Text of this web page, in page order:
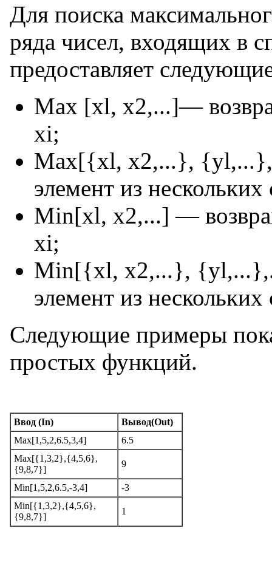
Для поиска
ряда чисел, входящих в
предоставляет
Max [xl, х2,...]—
xi;
Max[{xl, x2,...},
элемент из нескольких
Min[xl, x2,...] —
xi;
Min[{xl, x2,...},
элемент из нескольких
Следующие примеры
простых функций.
Ввод (In)
Вывод(Out)
Мах[1,5,2,6.5,3,4]
6.5
Мах[{1,3,2},{4,5,6},
{9,8,7}]
9
Min[1,5,2,6.5,-3,4]
-3
Min[{1,3,2},{4,5,6},
{9,8,7}]
1